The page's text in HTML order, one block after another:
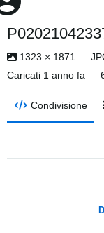
1323 × 1871 —
Caricati 1 anno fa —
Condivisione